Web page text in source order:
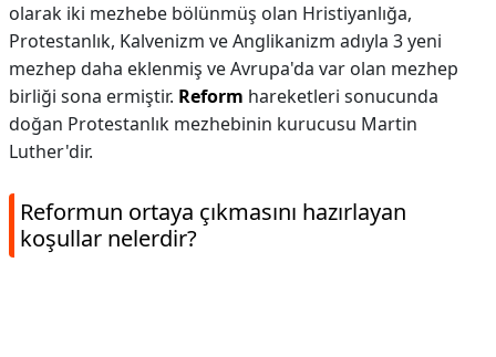
olarak iki mezhebe bölünmüş olan Hristiyanlığa,
Protestanlık, Kalvenizm ve Anglikanizm adıyla 3 yeni
mezhep daha eklenmiş ve Avrupa'da var olan mezhep
birliği sona ermiştir. Reform hareketleri sonucunda
doğan Protestanlık mezhebinin kurucusu Martin
Luther'dir.
Reformun ortaya çıkmasını hazırlayan
koşullar nelerdir?